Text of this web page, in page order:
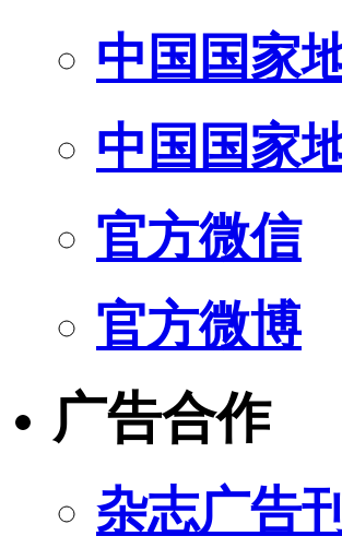
中国国家
中国国家
官方微信
官方微博
广告合作
杂志广告